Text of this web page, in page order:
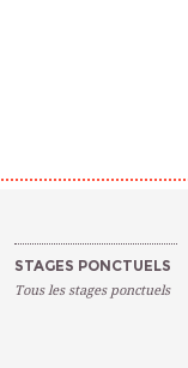
STAGES PONCTUELS
Tous les stages ponctuels